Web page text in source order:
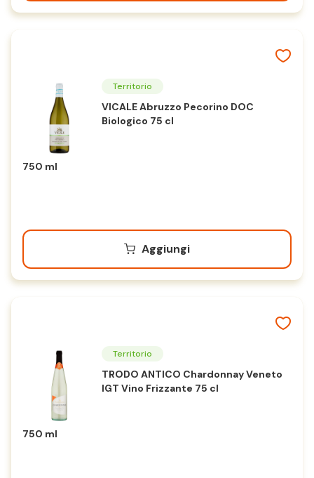
Territorio
VICALE Abruzzo Pecorino DOC
Biologico 75 cl
750 ml
Aggiungi
Territorio
TRODO ANTICO Chardonnay Veneto
IGT Vino Frizzante 75 cl
750 ml